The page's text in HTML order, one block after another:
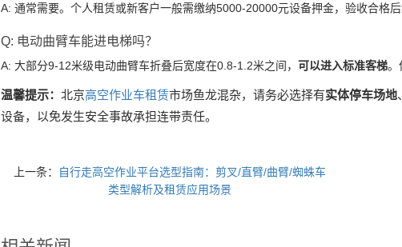
A: 通常需要。个人租赁或新客户一般需缴纳5000-20000元设备押金，验收合格
Q: 电动曲臂车能进电梯吗？
A: 大部分9-12米级电动曲臂车折叠后宽度在0.8-1.2米之间， 可以进入标准客梯。
温馨提示： 北京高空作业车租赁市场鱼龙混杂，请务必选择有实体停车场地、
设备，以免发生安全事故承担连带责任。
上一条：
自行走高空作业平台选型指南：剪叉/直臂/曲臂/蜘蛛车
类型解析及租赁应用场景